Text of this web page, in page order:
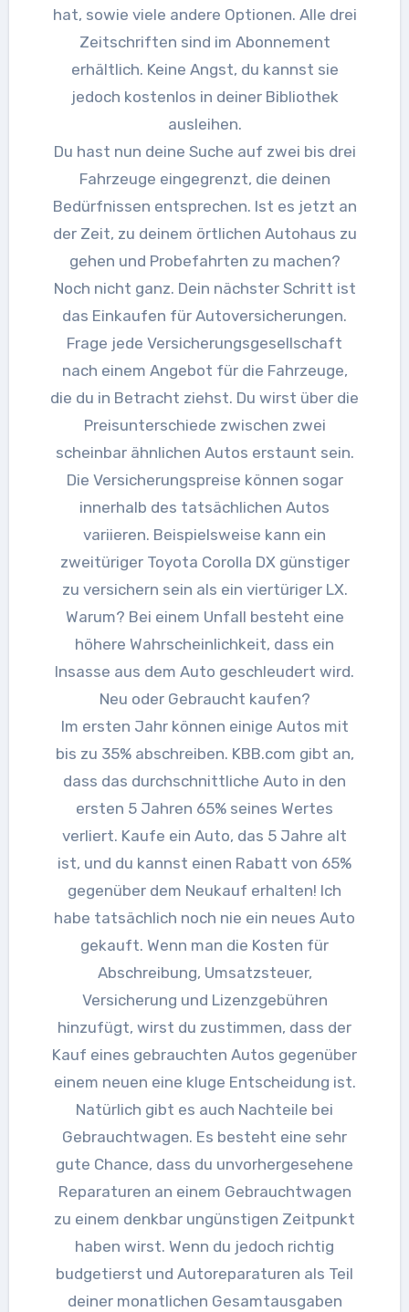
hat, sowie viele andere Optionen. Alle drei
Zeitschriften sind im Abonnement
erhältlich. Keine Angst, du kannst sie
jedoch kostenlos in deiner Bibliothek
ausleihen.
Du hast nun deine Suche auf zwei bis drei
Fahrzeuge eingegrenzt, die deinen
Bedürfnissen entsprechen. Ist es jetzt an
der Zeit, zu deinem örtlichen Autohaus zu
gehen und Probefahrten zu machen?
Noch nicht ganz. Dein nächster Schritt ist
das Einkaufen für Autoversicherungen.
Frage jede Versicherungsgesellschaft
nach einem Angebot für die Fahrzeuge,
die du in Betracht ziehst. Du wirst über die
Preisunterschiede zwischen zwei
scheinbar ähnlichen Autos erstaunt sein.
Die Versicherungspreise können sogar
innerhalb des tatsächlichen Autos
variieren. Beispielsweise kann ein
zweitüriger Toyota Corolla DX günstiger
zu versichern sein als ein viertüriger LX.
Warum? Bei einem Unfall besteht eine
höhere Wahrscheinlichkeit, dass ein
Insasse aus dem Auto geschleudert wird.
Neu oder Gebraucht kaufen?
Im ersten Jahr können einige Autos mit
bis zu 35% abschreiben. KBB.com gibt an,
dass das durchschnittliche Auto in den
ersten 5 Jahren 65% seines Wertes
verliert. Kaufe ein Auto, das 5 Jahre alt
ist, und du kannst einen Rabatt von 65%
gegenüber dem Neukauf erhalten! Ich
habe tatsächlich noch nie ein neues Auto
gekauft. Wenn man die Kosten für
Abschreibung, Umsatzsteuer,
Versicherung und Lizenzgebühren
hinzufügt, wirst du zustimmen, dass der
Kauf eines gebrauchten Autos gegenüber
einem neuen eine kluge Entscheidung ist.
Natürlich gibt es auch Nachteile bei
Gebrauchtwagen. Es besteht eine sehr
gute Chance, dass du unvorhergesehene
Reparaturen an einem Gebrauchtwagen
zu einem denkbar ungünstigen Zeitpunkt
haben wirst. Wenn du jedoch richtig
budgetierst und Autoreparaturen als Teil
deiner monatlichen Gesamtausgaben